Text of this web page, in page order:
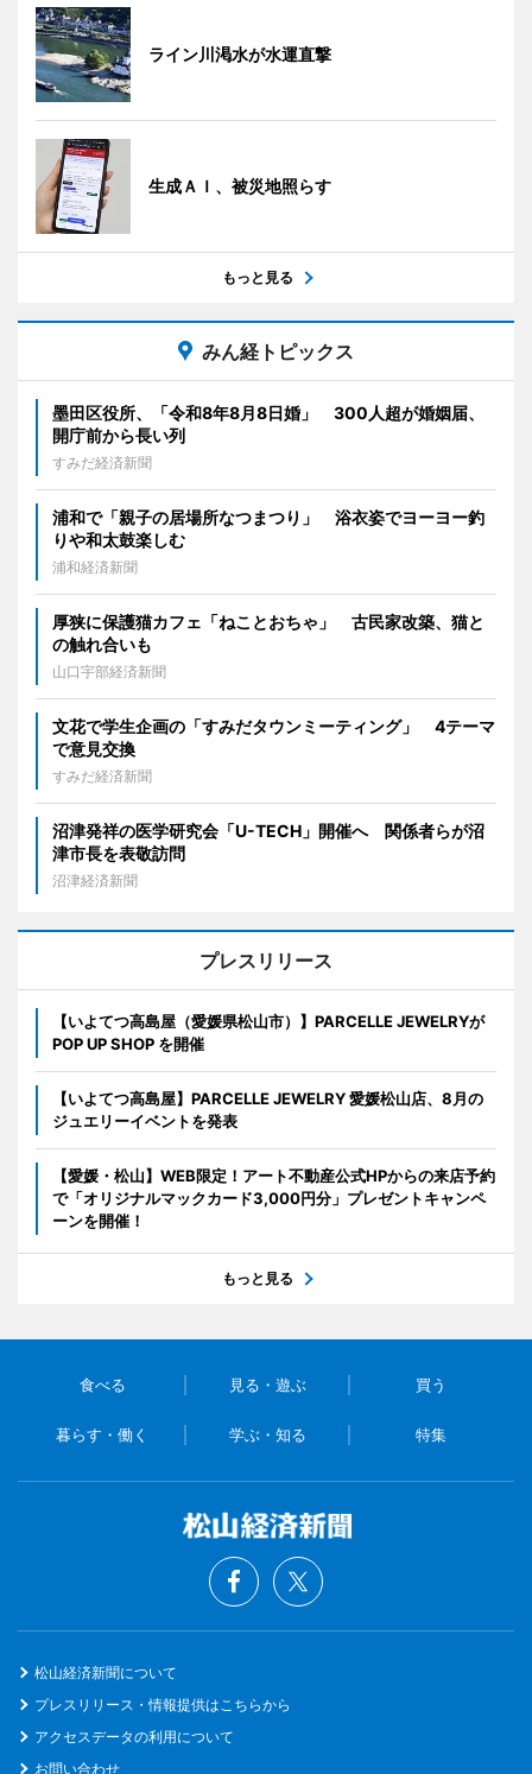
ライン川渇水が水運直撃
生成ＡＩ、被災地照らす
もっと見る
みん経トピックス
墨田区役所、「令和8年8月8日婚」 300人超が婚姻届、
開庁前から長い列
すみだ経済新聞
浦和で「親子の居場所なつまつり」 浴衣姿でヨーヨー釣
りや和太鼓楽しむ
浦和経済新聞
厚狭に保護猫カフェ「ねことおちゃ」 古民家改築、猫と
の触れ合いも
山口宇部経済新聞
文花で学生企画の「すみだタウンミーティング」 4テーマ
で意見交換
すみだ経済新聞
沼津発祥の医学研究会「U-TECH」開催へ 関係者らが沼
津市長を表敬訪問
沼津経済新聞
プレスリリース
【いよてつ高島屋（愛媛県松山市）】PARCELLE JEWELRYが
POP UP SHOP を開催
【いよてつ高島屋】PARCELLE JEWELRY 愛媛松山店、8月の
ジュエリーイベントを発表
【愛媛・松山】WEB限定！アート不動産公式HPからの来店予約
で「オリジナルマックカード3,000円分」プレゼントキャンペ
ーンを開催！
もっと見る
食べる 見る・遊ぶ 買う
暮らす・働く 学ぶ・知る 特集
松山経済新聞について
プレスリリース・情報提供はこちらから
アクセスデータの利用について
お問い合わせ